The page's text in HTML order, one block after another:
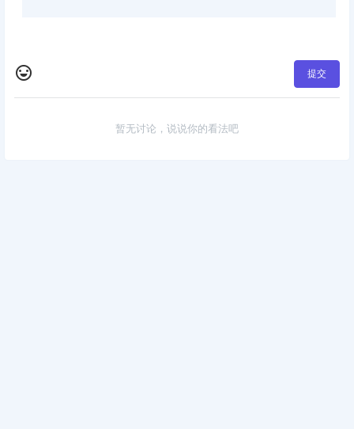
提交
暂无讨论，说说你的看法吧